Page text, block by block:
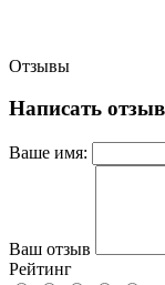
Отзывы
Написать отзыв
Ваше имя:
Ваш отзыв
Рейтинг